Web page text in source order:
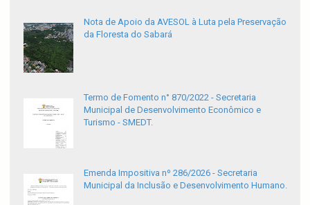
Nota de Apoio da AVESOL à Luta pela Preservação
da Floresta do Sabará
Termo de Fomento n° 870/2022 - Secretaria
Municipal de Desenvolvimento Econômico e
Turismo - SMEDT.
Emenda Impositiva nº 286/2026 - Secretaria
Municipal da Inclusão e Desenvolvimento Humano.